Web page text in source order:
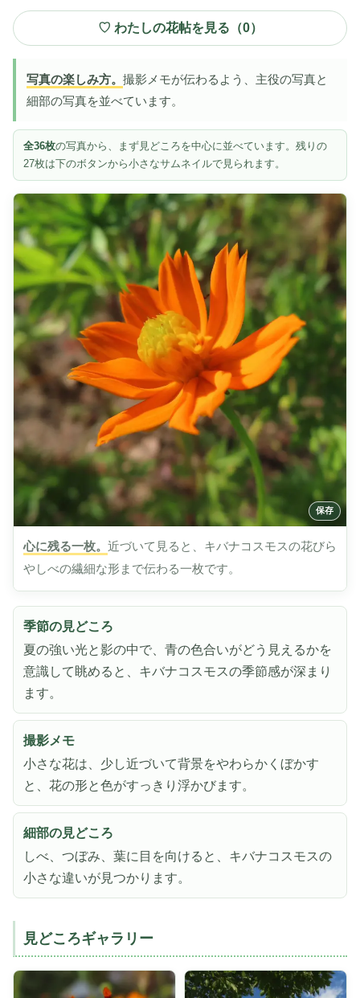
♡ わたしの花帖を見る（0）
写真の楽しみ方。 撮影メモが伝わるよう、主役の写真と
細部の写真を並べています。
全36枚の写真から、まず見どころを中心に並べています。残りの
27枚は下のボタンから小さなサムネイルで見られます。
心に残る一枚。 近づいて見ると、キバナコスモスの花びら
やしべの繊細な形まで伝わる一枚です。
季節の見どころ
夏の強い光と影の中で、青の色合いがどう見えるかを
意識して眺めると、キバナコスモスの季節感が深まり
ます。
撮影メモ
小さな花は、少し近づいて背景をやわらかくぼかす
と、花の形と色がすっきり浮かびます。
細部の見どころ
しべ、つぼみ、葉に目を向けると、キバナコスモスの
小さな違いが見つかります。
見どころギャラリー